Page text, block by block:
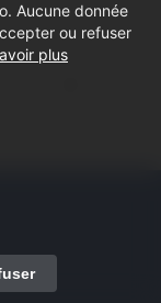
Aucune donnée
ou refuser
plus